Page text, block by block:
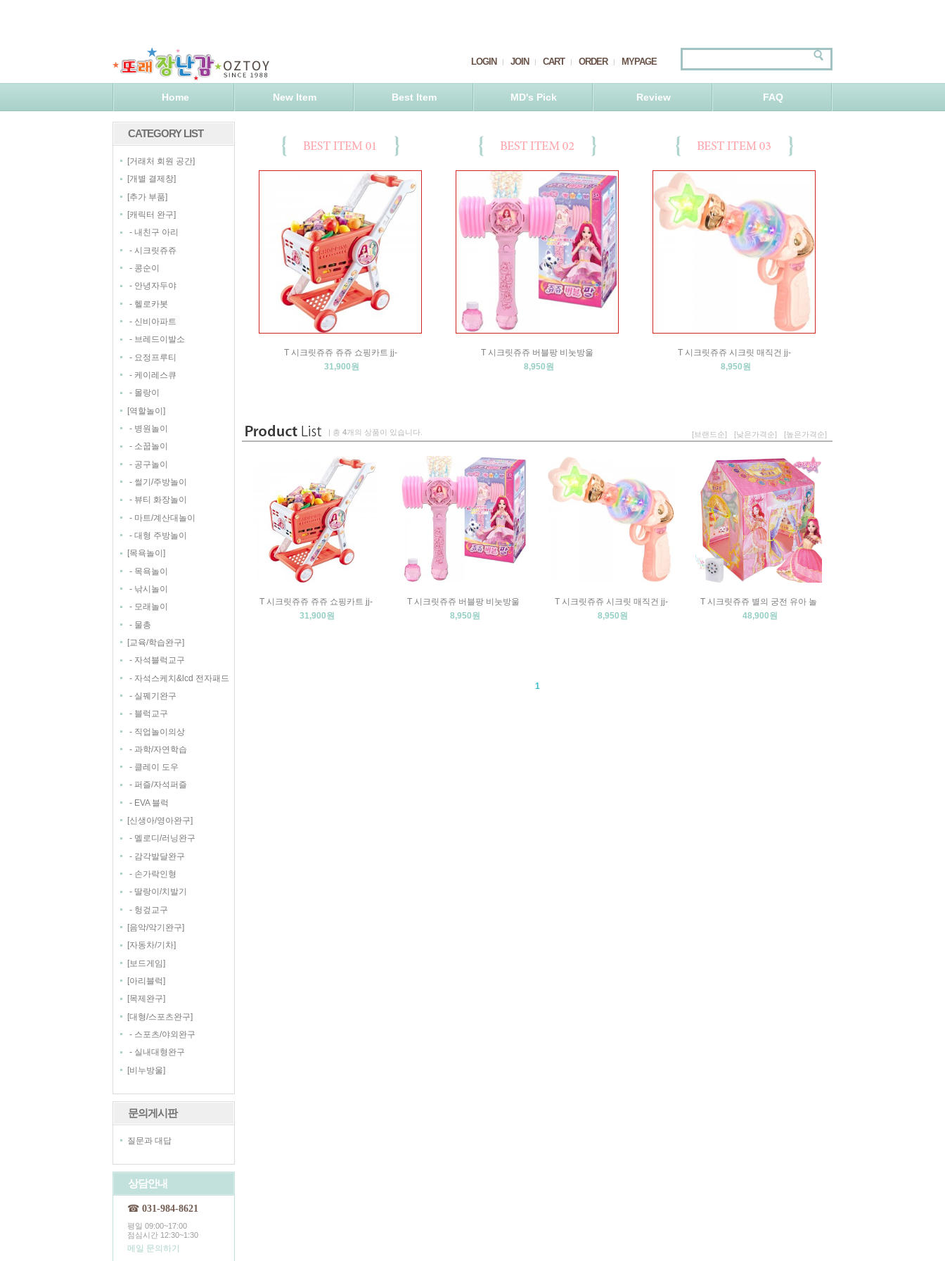
LOGIN JOIN CART ORDER MYPAGE
Home New Item Best Item MD's Pick Review FAQ
CATEGORY LIST
[거래처 회원 공간]
[개별 결제창]
[추가 부품]
[캐릭터 완구]
- 내친구 아리
- 시크릿쥬쥬
- 콩순이
- 안녕자두야
- 헬로카봇
- 신비아파트
- 브레드이발소
- 요정프루티
- 케이레스큐
- 몰랑이
[역할놀이 ]
- 병원놀이
- 소꿉놀이
- 공구놀이
- 썰기/주방놀이
- 뷰티 화장놀이
- 마트/계산대놀이
- 대형 주방놀이
[목욕놀이 ]
- 목욕놀이
- 낚시놀이
- 모래놀이
- 물총
[교육/학습완구]
- 자석블럭교구
- 자석스케치&lcd 전자패드
- 실꿰기완구
- 블럭교구
- 직업놀이의상
- 과학/자연학습
- 클레이 도우
- 퍼즐/자석퍼즐
- EVA 블럭
[신생아/영아완구]
- 멜로디/러닝완구
- 감각발달완구
- 손가락인형
- 딸랑이/치발기
- 헝겊교구
[음악/악기완구]
[자동차/기차]
[보드게임]
[아리블럭]
[목제완구]
[대형/스포츠완구]
- 스포츠/야외완구
- 실내대형완구
[비누방울]
문의게시판
질문과 대답
상담안내
☎ 031-984-8621
평일 09:00~17:00
점심시간 12:30~1:30
메일 문의하기
T 시크릿쥬쥬 쥬쥬 쇼핑카트 jj-
31,900원
T 시크릿쥬쥬 버블팡 비눗방울
8,950원
T 시크릿쥬쥬 시크릿 매직건 jj-
8,950원
| 총 4개의 상품이 있습니다. [브랜드순] [낮은가격순] [높은가격순]
T 시크릿쥬쥬 쥬쥬 쇼핑카트 jj-
31,900원
T 시크릿쥬쥬 버블팡 비눗방울
8,950원
T 시크릿쥬쥬 시크릿 매직건 jj-
8,950원
T 시크릿쥬쥬 별의 궁전 유아 놀
48,900원
1